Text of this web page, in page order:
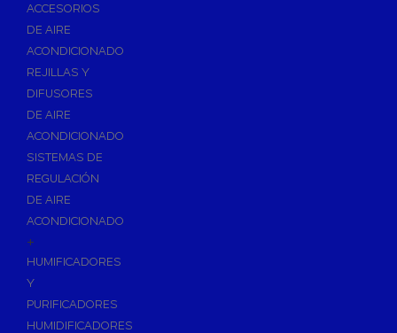
Termometros
Otros accesorios de calefacción
Accesorios de Radiadores
Tapones, purgadores y accesorios para radiador
Soportes para Radiadores
Acumuladores e Interacumuladores
Bombas Circuladoras / Grupos de Bombeo
Bombas de Calefacción
Bombas Simples para ACS
Calderas
Grupos Térmicos de Gasóleo
ACCESORIOS
DE AIRE
ACONDICIONADO
REJILLAS Y
DIFUSORES
DE AIRE
ACONDICIONADO
SISTEMAS DE
REGULACIÓN
DE AIRE
ACONDICIONADO
+
HUMIFICADORES
Y
PURIFICADORES
HUMIDIFICADORES